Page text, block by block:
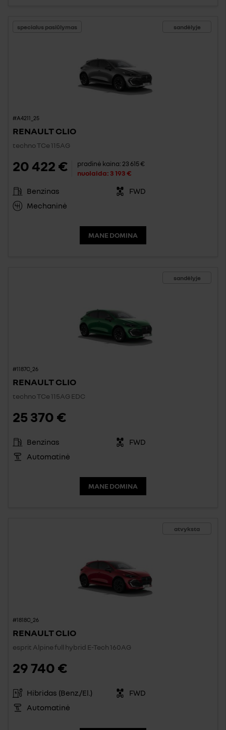
sandėlyje
specialus pasiūlymas
#A4211_25
RENAULT CLIO
techno TCe 115AG
20 422 € pradinė kaina: 23 615 €
nuolaida: 3 193 €
Benzinas
FWD
Mechaninė
MANE DOMINA
sandėlyje
#1187C_26
RENAULT CLIO
techno TCe 115AG EDC
25 370 €
Benzinas
FWD
Automatinė
MANE DOMINA
atvyksta
#1818C_26
RENAULT CLIO
esprit Alpine full hybrid E-Tech 160AG
29 740 €
Hibridas (Benz./El.)
FWD
Automatinė